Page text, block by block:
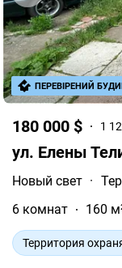
180 000 $ 1
ул. Елены
Новый свет ·
6 комнат
160
Территория
ПЕРЕВІРЕНИЙ